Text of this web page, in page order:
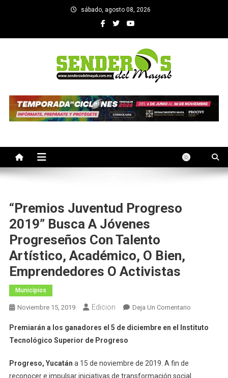
sábado, agosto 08, 2026
SENDEROS DEL MAYAB
“Premios Juventud Progreso
2019” Busca A Jóvenes
Progreseños Con Talento
Artístico, Académico, O Bien,
Emprendedores O Activistas
Municipios
Noviembre 15, 2019 Edicion Deja Un ComentarioEn
Juventud
Premiarán a los ganadores el 5 de diciembre en el Instituto
Tecnológico Superior de Progreso
Progreso, Yucatán a 15 de noviembre de 2019. A fin de
reconocer e impulsar iniciativas de transformación social